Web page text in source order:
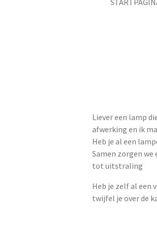
Liever een lamp
afwerking en ik
Heb je al een
Samen zorgen
tot uitstraling
Heb je zelf al een
twijfel je over de